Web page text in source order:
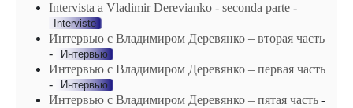
Intervista a Vladimir Derevianko ‑ seconda parte -
Interviste
Интервью с Владимиром Деревянко – вторая часть
-
Интервью
Интервью с Владимиром Деревянко – первая часть
-
Интервью
Интервью с Владимиром Деревянко – пятая часть -